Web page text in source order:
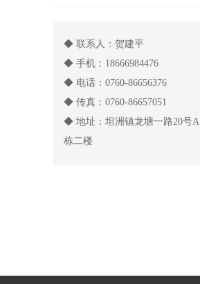
◆ 联系人：贺建平
◆ 手机：18666984476
◆ 电话：0760-86656376
◆ 传真：0760-86657051
◆ 地址：坦洲镇龙塘一路20号A
栋二楼